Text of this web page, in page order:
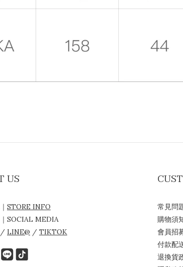
US
STORE INFO
SOCIAL MEDIA
/ LINE@ / TIKTOK
常見問
購物須
會員招
付款配
退換貨